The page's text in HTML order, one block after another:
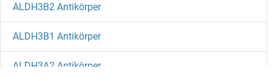
ALDH3B2 Antikörper
ALDH3B1 Antikörper
ALDH3A2 Antikörper